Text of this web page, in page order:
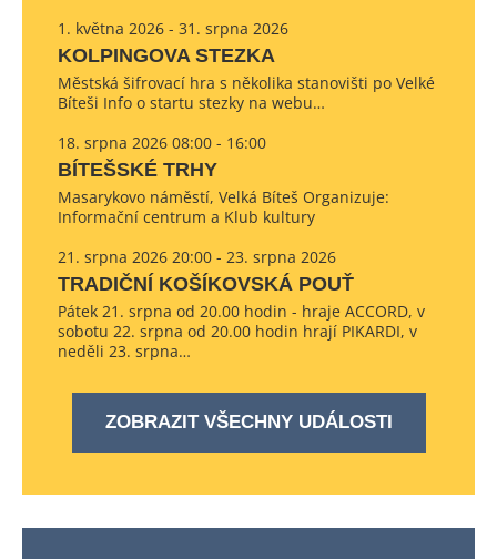
1. května 2026 - 31. srpna 2026
KOLPINGOVA STEZKA
Městská šifrovací hra s několika stanovišti po Velké
Bíteši Info o startu stezky na webu…
18. srpna 2026 08:00 - 16:00
BÍTEŠSKÉ TRHY
Masarykovo náměstí, Velká Bíteš Organizuje:
Informační centrum a Klub kultury
21. srpna 2026 20:00 - 23. srpna 2026
TRADIČNÍ KOŠÍKOVSKÁ POUŤ
Pátek 21. srpna od 20.00 hodin - hraje ACCORD, v
sobotu 22. srpna od 20.00 hodin hrají PIKARDI, v
neděli 23. srpna…
ZOBRAZIT VŠECHNY UDÁLOSTI